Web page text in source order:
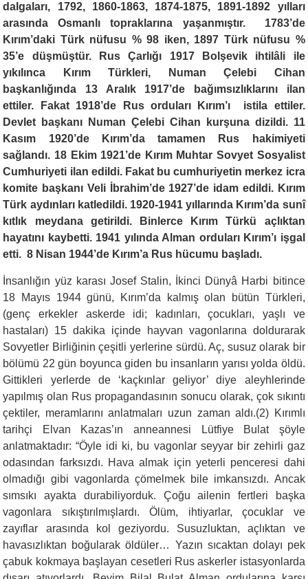
dalgaları, 1792, 1860-1863, 1874-1875, 1891-1892 yılları
arasında Osmanlı topraklarına yaşanmıştır. 1783’de
Kırım’daki Türk nüfusu % 98 iken, 1897 Türk nüfusu %
35’e düşmüştür. Rus Çarlığı 1917 Bolşevik ihtilâli ile
yıkılınca Kırım Türkleri, Numan Çelebi Cihan
başkanlığında 13 Aralık 1917’de bağımsızlıklarını ilan
ettiler. Fakat 1918’de Rus orduları Kırım’ı istila ettiler.
Devlet başkanı Numan Çelebi Cihan kurşuna dizildi. 11
Kasım 1920’de Kırım’da tamamen Rus hakimiyeti
sağlandı. 18 Ekim 1921’de Kırım Muhtar Sovyet Sosyalist
Cumhuriyeti ilan edildi. Fakat bu cumhuriyetin merkez icra
komite başkanı Veli İbrahim’de 1927’de idam edildi. Kırım
Türk aydınları katledildi. 1920-1941 yıllarında Kırım’da sunî
kıtlık meydana getirildi. Binlerce Kırım Türkü açlıktan
hayatını kaybetti. 1941 yılında Alman orduları Kırım’ı işgal
etti. 8 Nisan 1944’de Kırım’a Rus hücumu başladı.
İnsanlığın yüz karası Josef Stalin, İkinci Dünyâ Harbi bi­tince
18 Mayıs 1944 günü, Kırım’da kalmış olan bütün Türkleri,
(genç erkekler askerde idi; kadınları, çocukları, yaşlı ve
hastaları) 15 dakika içinde hayvan vagonlarına doldurarak
Sovyetler Birli­ğinin çeşitli yerlerine sürdü. Aç, susuz olarak bir
bölümü 22 gün boyunca giden bu insanların yarısı yolda öldü.
Gittikleri yerlerde de ‘kaçkınlar geliyor’ diye aleyhlerinde
yapılmış olan Rus pro­pagandasının sonucu olarak, çok sıkıntı
çektiler, meramlarını an­latmaları uzun zaman aldı.(2) Kırımlı
tarihçi Elvan Kazas’ın anneannesi Lütfiye Bulat şöyle
anlatmaktadır: “Öyle idi ki, bu vagonlar seyyar bir zehirli gaz
odasından farksızdı. Hava almak için yeterli penceresi dahi
olmadığı gibi vagonlarda çömelmek bile imkansız­dı. Ancak
sımsıkı ayakta durabiliyorduk. Çoğu ailenin fertleri başka
vagonlara sıkıştırılmışlardı. Ölüm, ihti­yarlar, çocuklar ve
zayıflar arasında kol geziyordu. Su­suzluktan, açlıktan ve
havasızlıktan boğularak öldü­ler… Yazın sıcaktan dolayı pek
çabuk kokmaya başla­yan cesetleri Rus askerler istasyonlarda